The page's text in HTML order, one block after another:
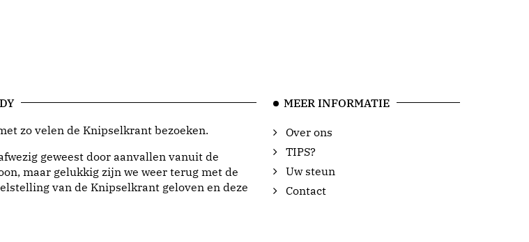
zo velen de Knipselkrant bezoeken.
geweest door aanvallen vanuit de
maar gelukkig zijn we weer terug met de
van de Knipselkrant geloven en deze
MEER INFORMATIE
Over ons
TIPS?
Uw steun
Contact